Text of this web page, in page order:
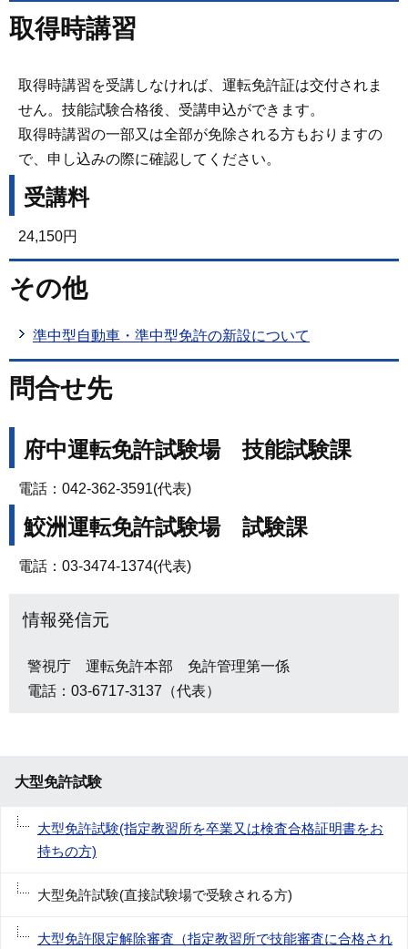
取得時講習
取得時講習を受講しなければ、運転免許証は交付されま
せん。技能試験合格後、受講申込ができます。
取得時講習の一部又は全部が免除される方もおりますの
で、申し込みの際に確認してください。
受講料
24,150円
その他
準中型自動車・準中型免許の新設について
問合せ先
府中運転免許試験場 技能試験課
電話：042-362-3591(代表)
鮫洲運転免許試験場 試験課
電話：03-3474-1374(代表)
情報発信元
警視庁 運転免許本部 免許管理第一係
電話：03-6717-3137（代表）
大型免許試験
大型免許試験(指定教習所を卒業又は検査合格証明書をお
持ちの方)
大型免許試験(直接試験場で受験される方)
大型免許限定解除審査（指定教習所で技能審査に合格され